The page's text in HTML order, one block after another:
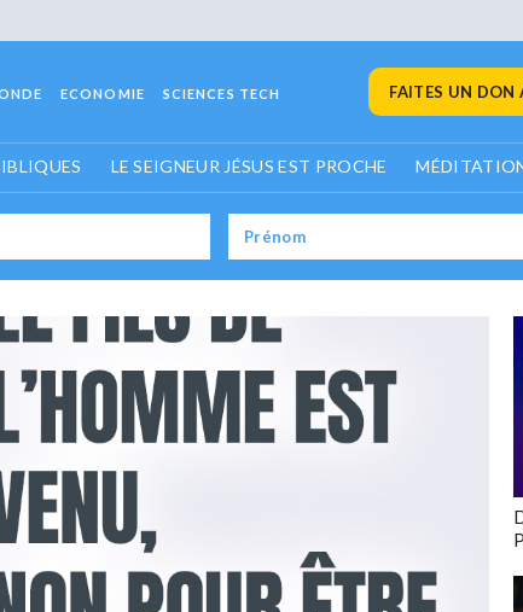
ECONOMIE SCIENCES TECH FAITES UN DON
LE SEIGNEUR JÉSUS EST PROCHE